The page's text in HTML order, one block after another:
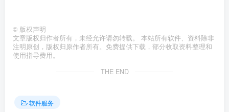
© 版权声明
文章版权归作者所有，未经允许请勿转载。 本站所有软件、资料除非
注明原创，版权归原作者所有。免费提供下载，部分收取资料整理和
使用指导费用。
THE END
软件服务